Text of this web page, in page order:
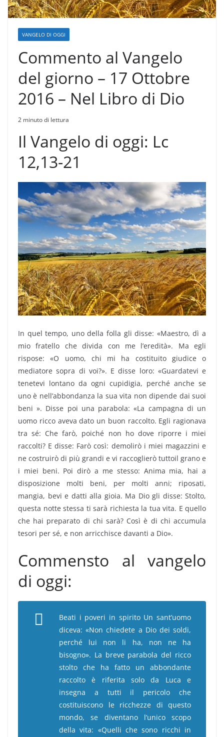
VANGELO DI OGGI
Commento al Vangelo
del giorno – 17 Ottobre
2016 – Nel Libro di Dio
2 minuto di lettura
Il Vangelo di oggi: Lc
12,13-21
In quel tempo, uno della folla gli disse: «Maestro, dì a
mio fratello che divida con me l’eredità». Ma egli
rispose: «O uomo, chi mi ha costituito giudice o
mediatore sopra di voi?». E disse loro: «Guardatevi e
tenetevi lontano da ogni cupidigia, perché anche se
uno è nell’abbondanza la sua vita non dipende dai suoi
beni ». Disse poi una parabola: «La campagna di un
uomo ricco aveva dato un buon raccolto. Egli ragionava
tra sé: Che farò, poiché non ho dove riporre i miei
raccolti? E disse: Farò così: demolirò i miei magazzini e
ne costruirò di più grandi e vi raccoglierò tuttoil grano e
i miei beni. Poi dirò a me stesso: Anima mia, hai a
disposizione molti beni, per molti anni; riposati,
mangia, bevi e datti alla gioia. Ma Dio gli disse: Stolto,
questa notte stessa ti sarà richiesta la tua vita. E quello
che hai preparato di chi sarà? Così è di chi accumula
tesori per sé, e non arricchisce davanti a Dio».
Commensto al vangelo
di oggi:
Beati i poveri in spirito Un sant’uomo
diceva: «Non chiedete a Dio dei soldi,
perché lui non li ha, non ne ha
bisogno». La breve parabola del ricco
stolto che ha fatto un abbondante
raccolto è riferita solo da Luca e
insegna a tutti il pericolo che
costituiscono le ricchezze di questo
mondo, se diventano l’unico scopo
della vita: «Quelli che sono ricchi in